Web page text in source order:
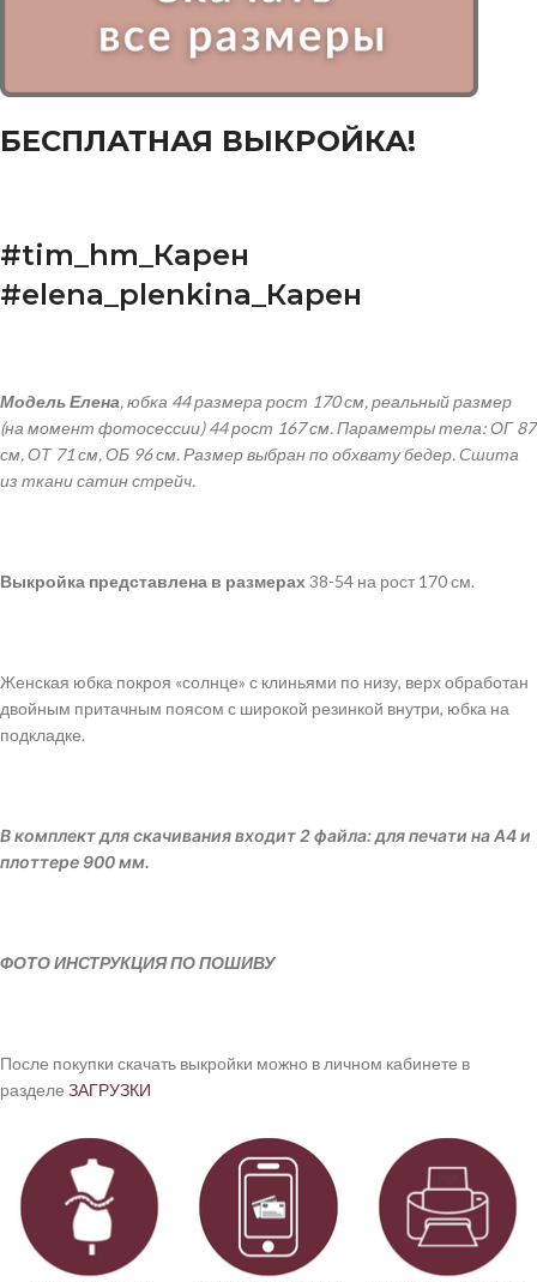
БЕСПЛАТНАЯ ВЫКРОЙКА!
#tim_hm_ Карен
#elena_plenkina_ Карен
Модель Елена, юбка 44 размера рост 170 см, реальный размер
(на момент фотосессии) 44 рост 167 см. Параметры тела: ОГ 87
см, ОТ 71 см, ОБ 96 см. Размер выбран по обхвату бедер. Сшита
из ткани сатин стрейч.
Выкройка представлена в размерах38-54 на рост 170 см.
Женская юбка покроя «солнце» с клиньями по низу, верх обработан
двойным притачным поясом с широкой резинкой внутри, юбка на
подкладке.
В комплект для скачивания входит 2 файла: для печати на А4 и
плоттере 900 мм.
ФОТО ИНСТРУКЦИЯ ПО ПОШИВУ
После покупки скачать выкройки можно в личном кабинете в
разделе ЗАГРУЗКИ